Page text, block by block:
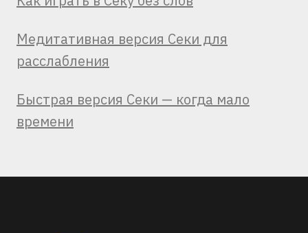
Медитативная версия Секи для
расслабления
Быстрая версия Секи — когда мало
времени